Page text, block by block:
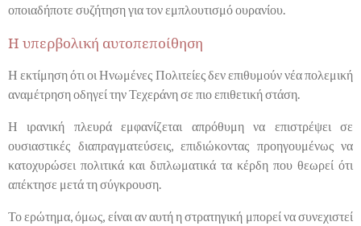
οποιαδήποτε συζήτηση για τον εμπλουτισμό ουρανίου.
Η υπερβολική αυτοπεποίθηση
Η εκτίμηση ότι οι Ηνωμένες Πολιτείες δεν επιθυμούν νέα πολεμική
αναμέτρηση οδηγεί την Τεχεράνη σε πιο επιθετική στάση.
Η ιρανική πλευρά εμφανίζεται απρόθυμη να επιστρέψει σε
ουσιαστικές διαπραγματεύσεις, επιδιώκοντας προηγουμένως να
κατοχυρώσει πολιτικά και διπλωματικά τα κέρδη που θεωρεί ότι
απέκτησε μετά τη σύγκρουση.
Το ερώτημα, όμως, είναι αν αυτή η στρατηγική μπορεί να συνεχιστεί